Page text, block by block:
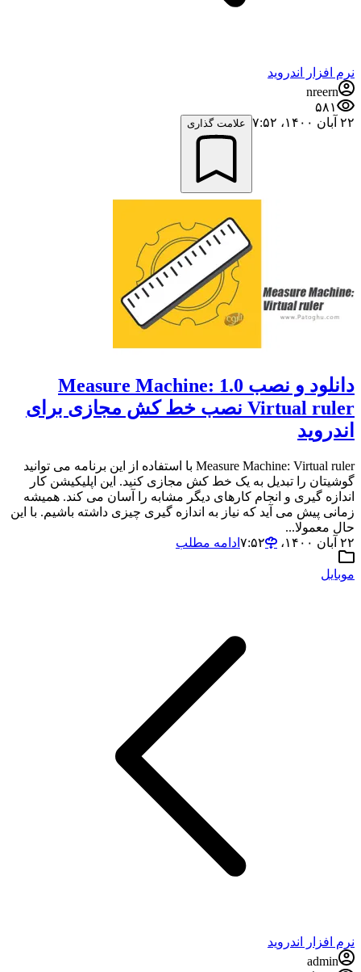
نرم افزار اندروید
nreern
۵۸۱
۲۲ آبان ۱۴۰۰،‏ ۷:۵۲
علامت گذاری
دانلود و نصب 1.0 Measure Machine:
Virtual ruler نصب خط کش مجازی برای
اندروید
Measure Machine: Virtual ruler با استفاده از این برنامه می توانید
گوشیتان را تبدیل به یک خط کش مجازی کنید. این اپلیکیشن کار
اندازه گیری و انجام کارهای دیگر مشابه را آسان می کند. همیشه
زمانی پیش می آید که نیاز به اندازه گیری چیزی داشته باشیم. با این
حال معمولا...
۲۲ آبان ۱۴۰۰،‏ ۷:۵۲
ادامه مطلب
موبایل
نرم افزار اندروید
admin